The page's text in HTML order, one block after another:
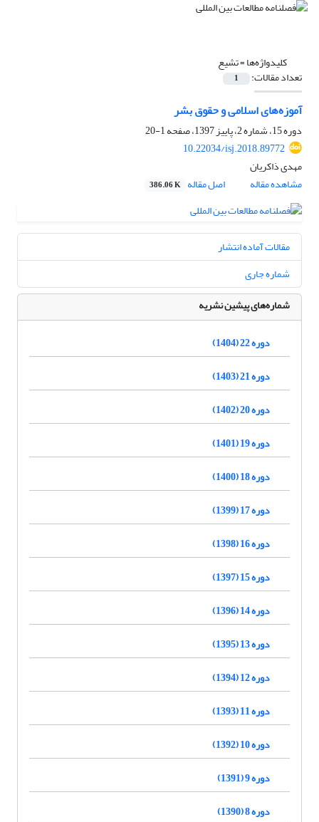
کلیدواژه‌ها =تشیع
تعداد مقالات: 1
آموزه‌های اسلامی و حقوق بشر
دوره 15، شماره 2، پاییز 1397، صفحه
1-20
10.22034/isj.2018.89772
مهدی ذاکریان
مشاهده مقاله
اصل مقاله 386.06 K
مقالات آماده انتشار
شماره جاری
شماره‌های پیشین نشریه
دوره 22 (1404)
دوره 21 (1403)
دوره 20 (1402)
دوره 19 (1401)
دوره 18 (1400)
دوره 17 (1399)
دوره 16 (1398)
دوره 15 (1397)
دوره 14 (1396)
دوره 13 (1395)
دوره 12 (1394)
دوره 11 (1393)
دوره 10 (1392)
دوره 9 (1391)
دوره 8 (1390)